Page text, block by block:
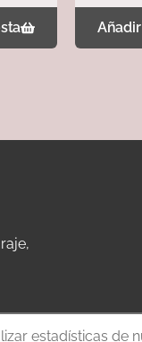
estadísticas de